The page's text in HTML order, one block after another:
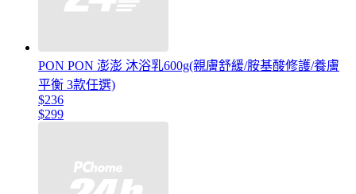
PON PON 澎澎 沐浴乳600g(親膚舒緩/胺基酸修護/養膚
平衡 3款任選)
$236
$299